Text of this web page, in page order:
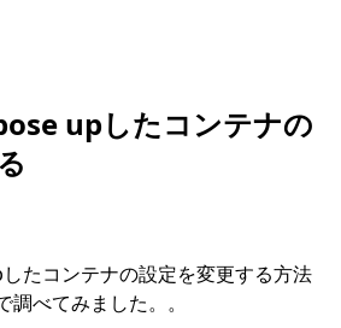
upしたコンテナの
たコンテナの設定を変更する方法
べてみました。。